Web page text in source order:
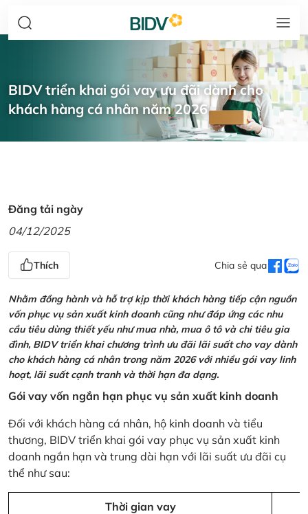
BIDV triển khai gói vay ưu đãi dành cho
khách hàng cá nhân năm 2026
Đăng tải ngày
04/12/2025
Thích Chia sẻ qua
Nhằm đồng hành và hỗ trợ kịp thời khách hàng tiếp cận nguồn
vốn phục vụ sản xuất kinh doanh cũng như đáp ứng các nhu
cầu tiêu dùng thiết yếu như mua nhà, mua ô tô và chi tiêu gia
đình, BIDV triển khai chương trình ưu đãi lãi suất cho vay dành
cho khách hàng cá nhân trong năm 2026 với nhiều gói vay linh
hoạt, lãi suất cạnh tranh và thời hạn đa dạng.
Gói vay vốn ngắn hạn phục vụ sản xuất kinh doanh
Đối với khách hàng cá nhân, hộ kinh doanh và tiểu
thương, BIDV triển khai gói vay phục vụ sản xuất kinh
doanh ngắn hạn và trung dài hạn với lãi suất ưu đãi cụ
thể như sau:
Thời gian vay